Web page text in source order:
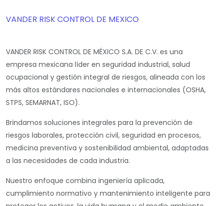
VANDER RISK CONTROL DE MEXICO
VANDER RISK CONTROL DE MÉXICO S.A. DE C.V. es una
empresa mexicana líder en seguridad industrial, salud
ocupacional y gestión integral de riesgos, alineada con los
más altos estándares nacionales e internacionales (OSHA,
STPS, SEMARNAT, ISO).
Brindamos soluciones integrales para la prevención de
riesgos laborales, protección civil, seguridad en procesos,
medicina preventiva y sostenibilidad ambiental, adaptadas
a las necesidades de cada industria.
Nuestro enfoque combina ingeniería aplicada,
cumplimiento normativo y mantenimiento inteligente para